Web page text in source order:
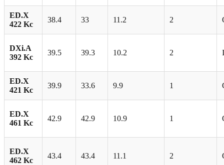
ED.X
422 Kc
38.4 33 11.2 2
DXi.A
392 Kc
39.5 39.3 10.2 2
ED.X
421 Kc
39.9 33.6 9.9 1
ED.X
461 Kc
42.9 42.9 10.9 1
ED.X
462 Kc
43.4 43.4 11.1 2